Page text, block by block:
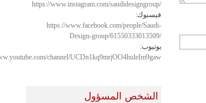
https://www.instagram.com/saudidesigngroup/
فيسبوك:
https://www.facebook.com/people/Saudi-
Design-group/61550333013509/
يوتيوب:
channel/UCDn1kq9mrjOO4huleIm9gaw
الشخص المسؤول